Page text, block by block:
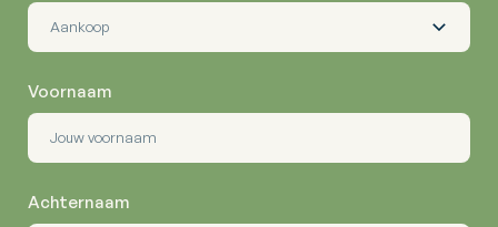
Voornaam
Achternaam